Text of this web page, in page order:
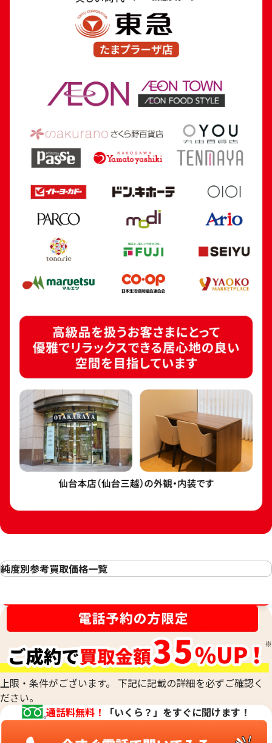
参考買取価格
7.8g
参考買取価格
24金 (K24) カレンダー 新星工業 寅
参考買取価格
18金 (K18) 喜平リ
5.0g
参考買取価格
112,300
24金 (K24) カレンダー 新星工業 子
3.5g
104,100円
3g
89,200円
純度別参考買取価格一覧
22金（K22）の買取
21.6金(K21.6)の買取
20金（K20）の買取
18金(K18)の買取
14金（K14）の買取
12金（K12）の買取
10金（K10）の買取
9金（K9）の買取
上限・条件がございます。 下記に記載の詳細を必ずご確認く
ださい。
通話料無料！
「いくら？」をすぐに聞けます！